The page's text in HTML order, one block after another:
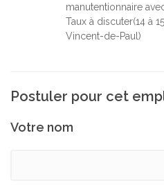
manutentionnaire
Taux à discuter(14 à
Vincent-de-Paul)
Postuler pour cet
Votre nom